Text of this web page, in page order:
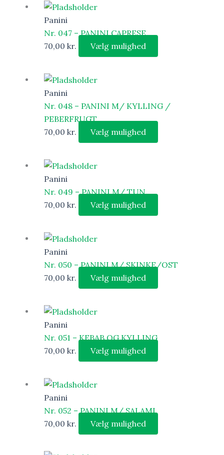
Panini
Nr. 047 – PANINI CAPRESE
70,00 kr. Vælg mulighed
Panini
Nr. 048 – PANINI M/ KYLLING /
PEBERFRUGT
70,00 kr. Vælg mulighed
Panini
Nr. 049 – PANINI M/ TUN
70,00 kr. Vælg mulighed
Panini
Nr. 050 – PANINI M/ SKINKE/OST
70,00 kr. Vælg mulighed
Panini
Nr. 051 – KEBAB OG KYLLING
70,00 kr. Vælg mulighed
Panini
Nr. 052 – PANINI M/ SALAMI
70,00 kr. Vælg mulighed